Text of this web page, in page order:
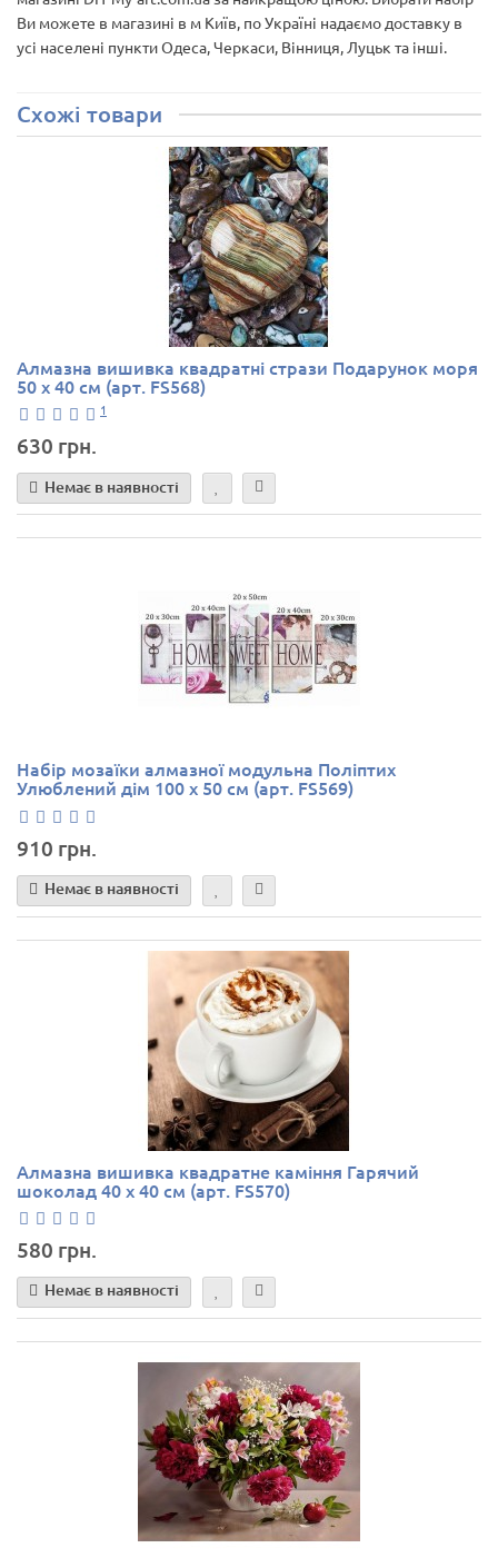
Ви можете в магазині в м Київ, по Україні надаємо доставку в
усі населені пункти Одеса, Черкаси, Вінниця, Луцьк та інші.
Схожі товари
Алмазна вишивка квадратні стрази Подарунок моря
50 х 40 см (арт. FS568)
1
630 грн.
Немає в наявності
Набір мозаїки алмазної модульна Поліптих
Улюблений дім 100 х 50 см (арт. FS569)
910 грн.
Немає в наявності
Алмазна вишивка квадратне каміння Гарячий
шоколад 40 х 40 см (арт. FS570)
580 грн.
Немає в наявності